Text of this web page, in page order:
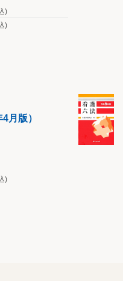
働時間制
制
定の効力
)
)
月版）
)